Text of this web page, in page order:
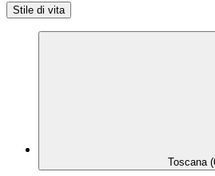
Stile di vita
Toscana